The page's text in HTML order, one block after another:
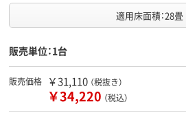
適用床面積：28畳
販売単位：1台
販売価格 ￥31,110 （税抜き）
￥34,220 （税込）